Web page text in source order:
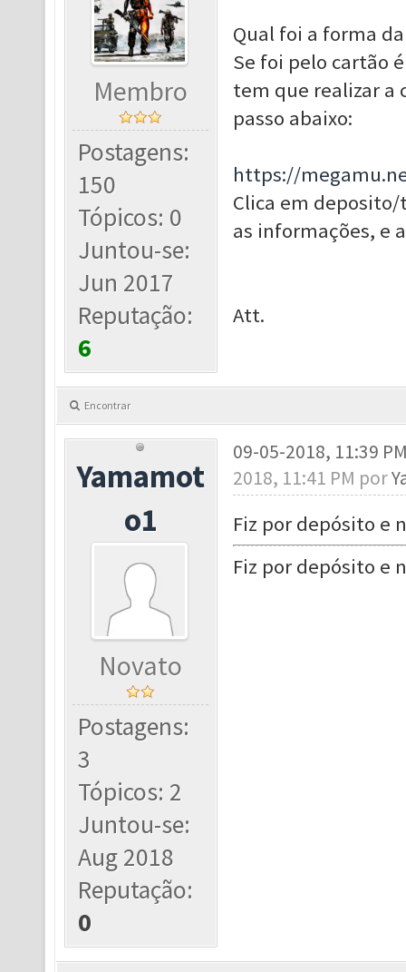
Membro
Postagens:
150
Tópicos: 0
Juntou-se:
Jun 2017
Reputação:
6
Qual foi a forma
Se foi pelo cartão
tem que realizar a
passo abaixo:
https://
Clica em deposito/
as informações, e
Att.
Encontrar
Yamamot
o1
Novato
Postagens:
3
Tópicos: 2
Juntou-se:
Aug 2018
Reputação:
0
09-05-2018, 11:39
2018, 11:41 PM por
Fiz por depósito e
Fiz por depósito e